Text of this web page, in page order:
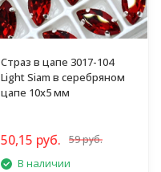
Страз в цапе 3017-104
Light Siam в серебряном
цапе 10х5 мм
50,15 руб. 59 руб.
В наличии